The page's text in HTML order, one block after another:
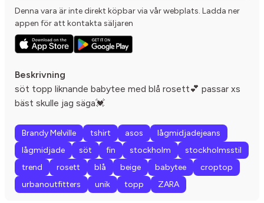
Denna vara är inte direkt köpbar via vår webplats. Ladda ner
appen för att kontakta säljaren
Beskrivning
söt topp liknande babytee med blå rosett💕 passar xs
bäst skulle jag säga💓
Brandy Melville tshirt asos
lågmidjadejeans
lågmidjade
söt fin stockholm
stockholmsstil
trend
rosett blå beige babytee
croptop
urbanoutfitters
unik topp ZARA